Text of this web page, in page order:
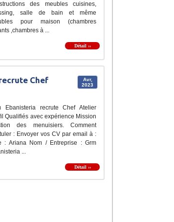
des meubles cuisines,
salle de bain et même
pour maison (chambres
,chambres à ...
Détail ››
Avr,
2023
Chef
Ebanisteria recrute Chef Atelier
Qualifiés avec expérience Mission
des menuisiers. Comment
: Envoyer vos CV par email à :
: Ariana Nom / Entreprise : Grm
...
Détail ››